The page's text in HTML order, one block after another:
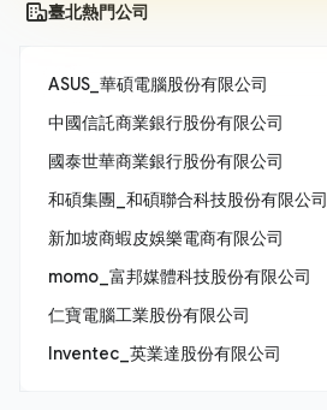
臺北熱門公司
ASUS_華碩電腦股份有限公司
中國信託商業銀行股份有限公司
國泰世華商業銀行股份有限公司
和碩集團_和碩聯合科技股份有限公司
新加坡商蝦皮娛樂電商有限公司
momo_富邦媒體科技股份有限公司
仁寶電腦工業股份有限公司
Inventec_英業達股份有限公司